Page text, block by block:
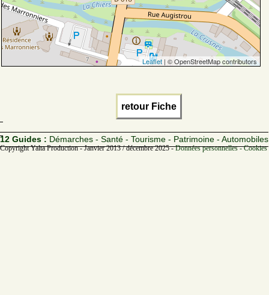
Leaflet | © OpenStreetMap contributors
retour Fiche
12 Guides : Démarches - Santé - Tourisme - Patrimoine - Automobiles
Copyright Yalta Production - Janvier 2013 / décembre 2025 -Données personnelles -